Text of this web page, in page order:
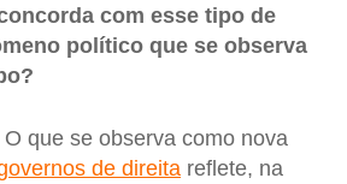
com esse tipo de
político que se observa
O que se observa como nova
de direita reflete, na